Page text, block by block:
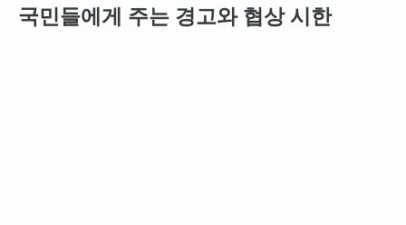
국민들에게 주는 경고와 협상 시한